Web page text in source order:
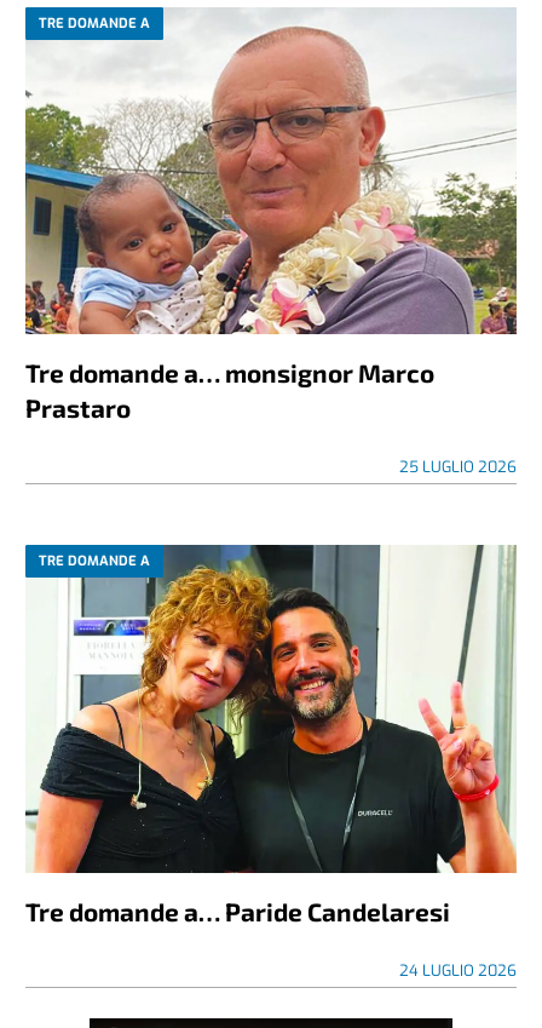
TRE DOMANDE A
Tre domande a… monsignor Marco
Prastaro
25 LUGLIO 2026
TRE DOMANDE A
Tre domande a… Paride Candelaresi
24 LUGLIO 2026